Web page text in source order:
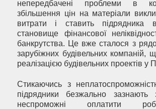
непередбачені проблеми в
збільшення цін на матеріали
витрати і ставить підрядника
становище фінансової
банкрутства. Це вже сталося з
зарубіжних будівельних компаній,
реалізацією будівельних проектів у
Стикаючись з
підрядники безжально зазнають
неспроможні оплатити